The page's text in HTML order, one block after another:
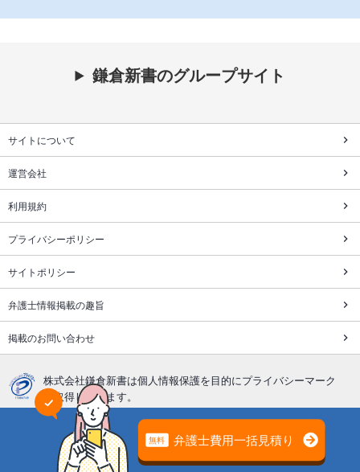
鎌倉新書のグループサイト
サイトについて
運営会社
利用規約
プライバシーポリシー
サイトポリシー
弁護士情報掲載の趣旨
掲載のお問い合わせ
株式会社鎌倉新書は個人情報保護を目的にプライバシーマーク
を取得しています。
「遺産相続弁護士ガイド」の運営、サポートはライフエンディ
ング関連の出版・インターネットビジネスを展開する
株式会社